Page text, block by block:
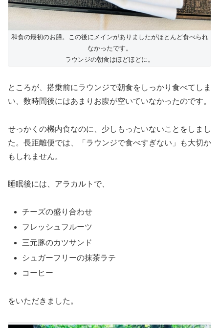
和食の最初のお膳。この後にメインがありましたがほとんど食べられ
なかったです。
ラウンジの朝食はほどほどに。
ところが、搭乗前にラウンジで朝食をしっかり食べてしま
い、数時間後にはあまりお腹が空いていなかったのです。
せっかくの機内食なのに、少しもったいないことをしまし
た。長距離便では、「ラウンジで食べすぎない」も大切か
もしれません。
睡眠後には、アラカルトで、
チーズの盛り合わせ
フレッシュフルーツ
三元豚のカツサンド
シュガーフリーの抹茶ラテ
コーヒー
をいただきました。